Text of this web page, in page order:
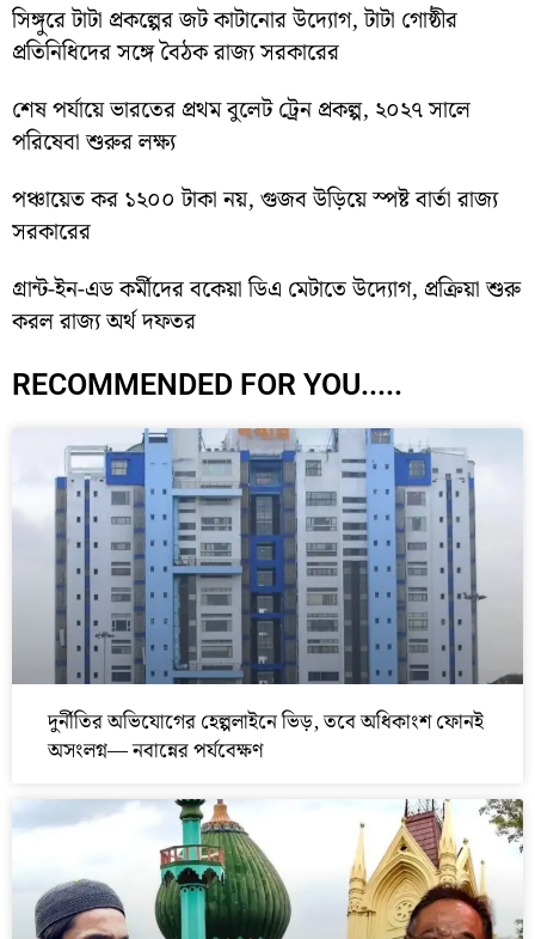
সিঙ্গুরে টাটা প্রকল্পের জট কাটানোর উদ্যোগ, টাটা গোষ্ঠীর
প্রতিনিধিদের সঙ্গে বৈঠক রাজ্য সরকারের
শেষ পর্যায়ে ভারতের প্রথম বুলেট ট্রেন প্রকল্প, ২০২৭ সালে
পরিষেবা শুরুর লক্ষ্য
পঞ্চায়েত কর ১২০০ টাকা নয়, গুজব উড়িয়ে স্পষ্ট বার্তা রাজ্য
সরকারের
গ্রান্ট-ইন-এড কর্মীদের বকেয়া ডিএ মেটাতে উদ্যোগ, প্রক্রিয়া শুরু
করল রাজ্য অর্থ দফতর
RECOMMENDED FOR YOU.....
দুর্নীতির অভিযোগের হেল্পলাইনে ভিড়, তবে অধিকাংশ ফোনই
অসংলগ্ন— নবান্নের পর্যবেক্ষণ